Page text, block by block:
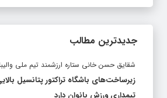
جدیدترین مطالب
شقایق حسن خانی ستاره ارزشمند تیم ملی
زیرساخت‌های باشگاه تراکتور پتانسیل
تیمداری ورزش بانوان دارد